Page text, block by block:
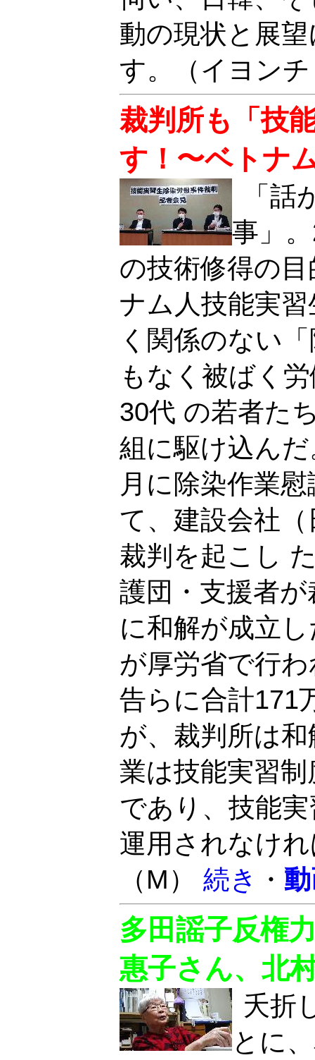
動の現状と展
す。（イヨン
裁判所も「技
す！〜ベトナ
「
事」
の技術修得の
ナム人技能実
く関係のない
もなく被ばく
30代 の若者た
組に駆け込ん
月に除染作業
て、建設会社
裁判を起こし
護団・支援者
に和解が成立
が厚労省で行
告らに合計171
が、裁判所は
業は技能実習
であり、技能
運用されなけ
（M） 続き ・
多田謡子反権
惠子さん、北
夭折
とに